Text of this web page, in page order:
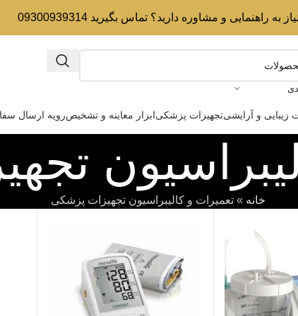
نیاز به راهنمایی و مشاوره دارید؟ تماس بگیرید 09300939314
زیبایی و آرایشیتجهیزات پزشکیابزار معاینه و تشخیصرویه ارسال
خانه » تعمیرات و کالیبراسیون تجهیزات پزشکی